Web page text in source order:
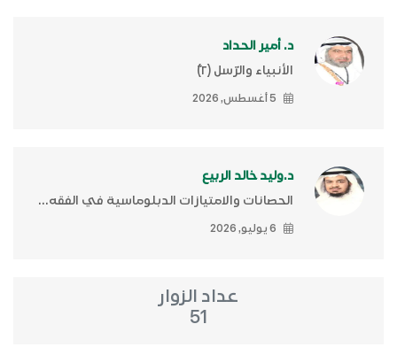
د. أمير الحداد
الأنبياء والرّسل (٢)ّ
5 أغسطس, 2026
د.وليد خالد الربيع
الحصانات والامتيازات الدبلوماسية في الفقه...
6 يوليو, 2026
عداد الزوار
51